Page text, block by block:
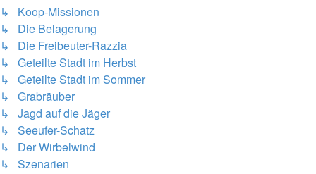
↳ Koop-Missionen
↳ Die Belagerung
↳ Die Freibeuter-Razzia
↳ Geteilte Stadt im Herbst
↳ Geteilte Stadt im Sommer
↳ Grabräuber
↳ Jagd auf die Jäger
↳ Seeufer-Schatz
↳ Der Wirbelwind
↳ Szenarien